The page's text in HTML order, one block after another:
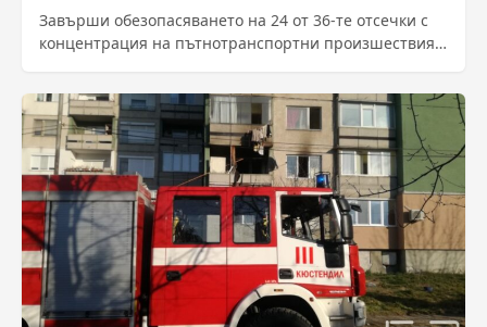
Завърши обезопасяването на 24 от 36-те отсечки с
концентрация на пътнотранспортни произшествия в
инфраструктура“.Тази седмица...